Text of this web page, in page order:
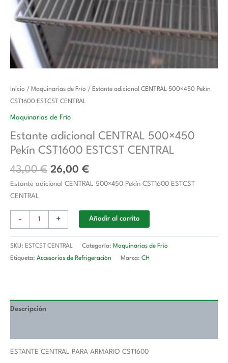
Inicio / Maquinarias de Frío / Estante adicional CENTRAL 500×450 Pekín
CST1600 ESTCST CENTRAL
Maquinarias de Frío
Estante adicional CENTRAL 500×450
Pekín CST1600 ESTCST CENTRAL
43,00€
El
precio
original
43,00 €.
26,00 €
El
26,00 €.
Estante adicional CENTRAL 500×450 Pekín CST1600 ESTCST
CENTRAL
-
Estante
adicional
CENTRAL
Pekín
CST1600
CENTRAL
cantidad
+ Añadir al carrito
SKU: ESTCST CENTRAL Categoría: Maquinarias de Frío
Etiqueta: Accesorios de Refrigeración Marca: CH
Descripción
ESTANTE CENTRAL PARA ARMARIO CST1600